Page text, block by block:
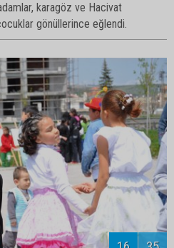
gönüllerince eğlendi.
18 35